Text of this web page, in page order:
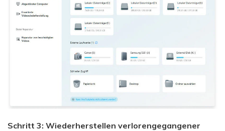
Schritt 3: Wiederherstellen verlorengegangener